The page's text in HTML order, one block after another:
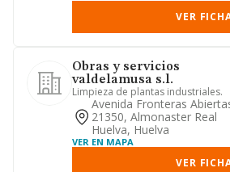
VER
Obras y servicios
valdelamusa s.l.
Limpieza de plantas industriales.
Avenida Fronteras
21350, Almonaster Real
Huelva, Huelva
VER EN MAPA
VER